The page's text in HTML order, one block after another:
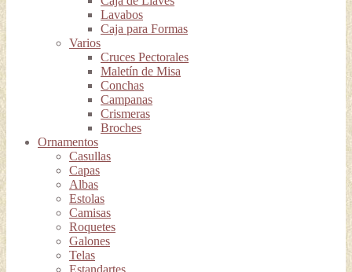
Lavabos
Caja para Formas
Varios
Cruces Pectorales
Maletín de Misa
Conchas
Campanas
Crismeras
Broches
Ornamentos
Casullas
Capas
Albas
Estolas
Camisas
Roquetes
Galones
Telas
Estandartes